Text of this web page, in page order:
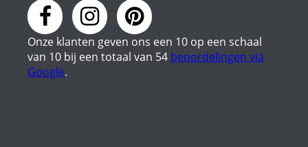
Onze klanten geven ons een 10 op een schaal
van 10 bij een totaal van 54 beoordelingen via
Google.